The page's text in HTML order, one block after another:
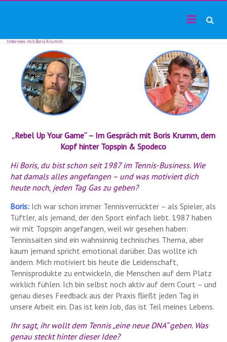
Interview mit Boris Krumm
„Rebel Up Your Game“ – Im Gespräch mit Boris Krumm, dem
Kopf hinter Topspin & Spodeco
Hi Boris, du bist schon seit 1987 im Tennis-Business. Wie
hat damals alles angefangen – und was motiviert dich
heute noch, jeden Tag Gas zu geben?
Boris: Ich war schon immer Tennisverrückter – als Spieler, als
Tüftler, als jemand, der den Sport einfach liebt. 1987 haben
wir mit Topspin angefangen, weil wir gesehen haben:
Tennissaiten sind ein wahnsinnig technisches Thema, aber
kaum jemand spricht emotional darüber. Das wollte ich
ändern. Mich motiviert bis heute die Leidenschaft,
Tennisprodukte zu entwickeln, die Menschen auf dem Platz
wirklich fühlen. Ich bin selbst noch aktiv auf dem Court – und
genau dieses Feedback aus der Praxis fließt jeden Tag in
unsere Arbeit ein. Das ist kein Job, das ist Teil meines Lebens.
Ihr sagt, ihr wollt dem Tennis „eine neue DNA“ geben. Was
genau steckt hinter dieser Idee?